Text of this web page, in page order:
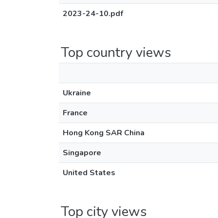
2023-24-10.pdf
Top country views
Ukraine
France
Hong Kong SAR China
Singapore
United States
Top city views